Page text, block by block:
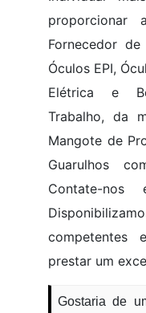
proporcionar
Fornecedor
Óculos EPI,
Elétrica e
Trabalho, da
Mangote de
Guarulhos
Contate-
prestar um
Gostaria de